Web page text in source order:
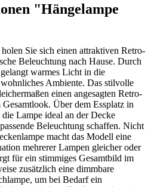
"Hängelampe
Sie sich einen attraktiven Retro-
Beleuchtung nach Hause. Durch
warmes Licht in die
Ambiente. Das stilvolle
einen angesagten Retro-
Über dem Essplatz in
Lampe ideal an der Decke
Beleuchtung schaffen. Nicht
macht das Modell eine
mehrerer Lampen gleicher oder
für ein stimmiges Gesamtbild im
zusätzlich eine dimmbare
um bei Bedarf ein